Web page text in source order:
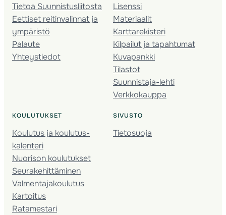
Tietoa Suunnistusliitosta
Eettiset reitinvalinnat ja
ympäristö
Palaute
Yhteystiedot
Lisenssi
Materiaalit
Karttarekisteri
Kilpailut ja tapahtumat
Kuvapankki
Tilastot
Suunnistaja-lehti
Verkkokauppa
KOULUTUKSET
Koulutus ja koulutus­
kalenteri
Nuorison koulutukset
Seura­kehittäminen
Valmentaja­koulutus
Kartoitus
Ratamestari
SIVUSTO
Tietosuoja